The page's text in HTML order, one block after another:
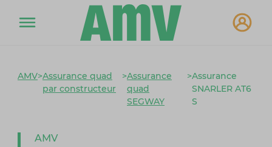
AMV>Assurance quad
par constructeur
>Assurance
quad
SEGWAY
>Assurance
SNARLER AT6
S
AMV